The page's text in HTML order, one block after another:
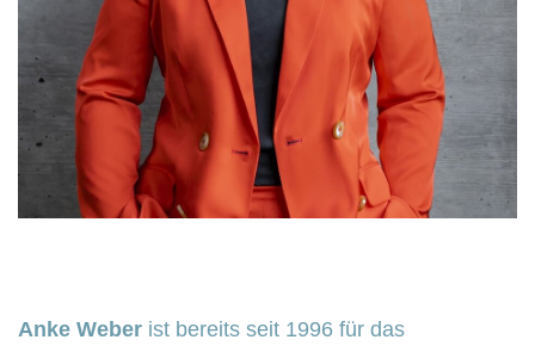
Anke Weber ist bereits seit 1996 für das